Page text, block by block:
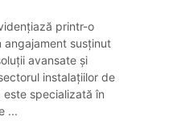
printr-o
angajament susținut
avansate și
instalațiilor de
specializată în
...